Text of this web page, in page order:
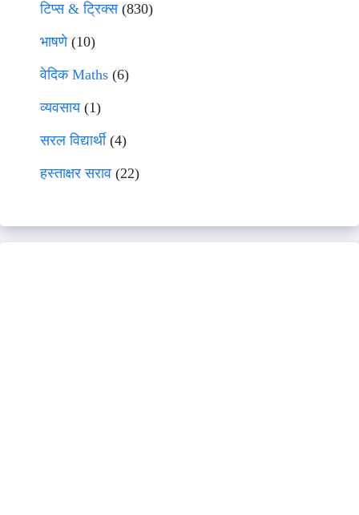
टिप्स & ट्रिक्स(830)
भाषणे(10)
वेदिक Maths (6)
व्यवसाय(1)
सरल विद्यार्थी(4)
हस्ताक्षर सराव (22)